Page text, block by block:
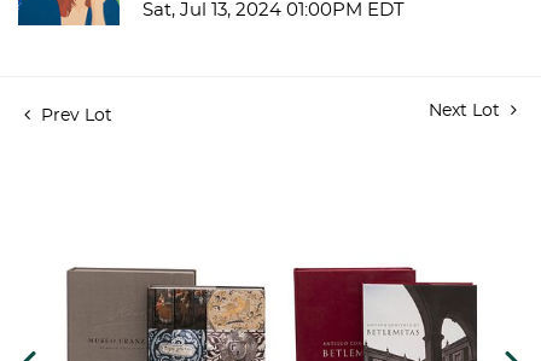
Sat, Jul 13, 2024 01:00PM EDT
Prev Lot Next Lot